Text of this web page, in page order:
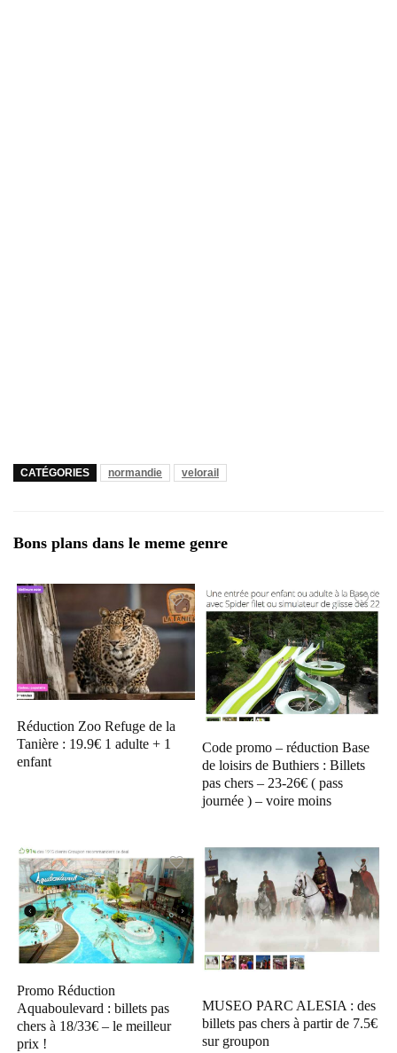
CATÉGORIES normandie velorail
Bons plans dans le meme genre
Réduction Zoo Refuge de la
Tanière : 19.9€ 1 adulte + 1
enfant
Code promo – réduction Base
de loisirs de Buthiers : Billets
pas chers – 23-26€ ( pass
journée ) – voire moins
Promo Réduction
Aquaboulevard : billets pas
chers à 18/33€ – le meilleur
prix !
MUSEO PARC ALESIA : des
billets pas chers à partir de 7.5€
sur groupon